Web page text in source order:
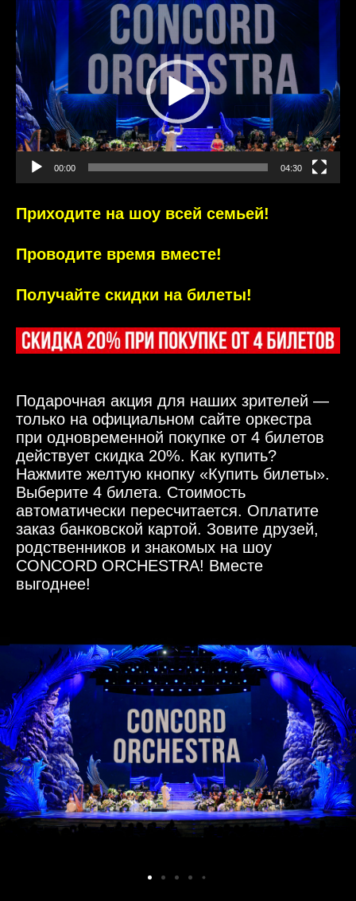
Видеоплеер
00:00 04:30
Приходите на шоу всей семьей!
Проводите время вместе!
Получайте скидки на билеты!
Подарочная акция для наших зрителей —
только на официальном сайте оркестра
при одновременной покупке от 4 билетов
действует скидка 20%. Как купить?
Нажмите желтую кнопку «Купить билеты».
Выберите 4 билета. Стоимость
автоматически пересчитается. Оплатите
заказ банковской картой. Зовите друзей,
родственников и знакомых на шоу
CONCORD ORCHESTRA! Вместе
выгоднее!